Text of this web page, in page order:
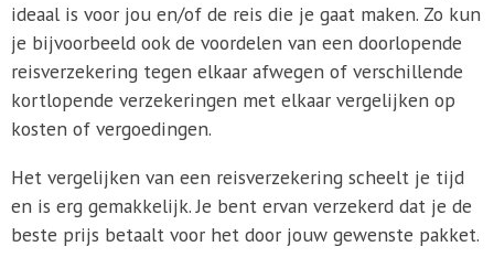
ideaal is voor jou en/of de reis die je gaat maken. Zo kun
je bijvoorbeeld ook de voordelen van een doorlopende
reisverzekering tegen elkaar afwegen of verschillende
kortlopende verzekeringen met elkaar vergelijken op
kosten of vergoedingen.
Het vergelijken van een reisverzekering scheelt je tijd
en is erg gemakkelijk. Je bent ervan verzekerd dat je de
beste prijs betaalt voor het door jouw gewenste pakket.